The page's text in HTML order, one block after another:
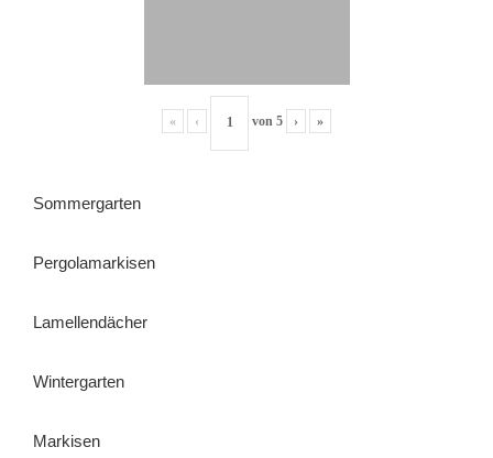
« ‹ von 5 › »
Sommergarten
Pergolamarkisen
Lamellendächer
Wintergarten
Markisen